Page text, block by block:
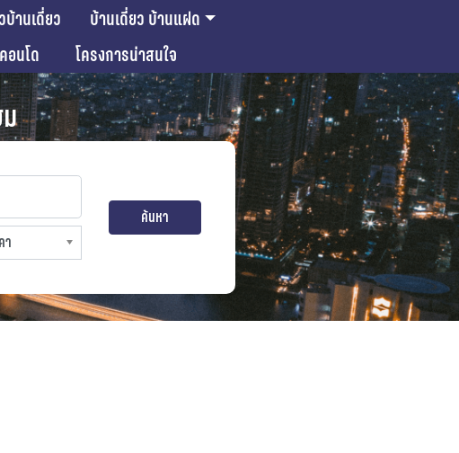
บ้านเดี่ยว
บ้านเดี่ยว บ้านแฝด
อนโด โครงการน่าสนใจ
า
ค้นหา